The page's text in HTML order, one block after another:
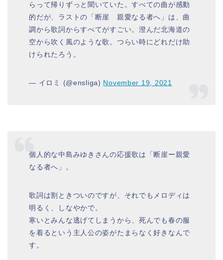
らって帰りずっと聞いていた。すべての曲が感動
的だが、ラストの「断崖 親愛なる者へ」は、曲
調から歌詞からすべてがすごい。澄んだ北海道の
空から吹く風のような歌。つらい時にどれだけ助
けられたろう。
— イロミ (@ensliga) November 19, 2021
個人的な中島みゆきさんの応援歌は「断崖ー親愛
なる者へ」。
歌詞は割ときついのですが、それでもメロディは
明るく、しなやかで。
寒いとみんな逃げてしまうから、死んでも春の服
を着るという主人公の姿がたまらなく好きなんで
す。